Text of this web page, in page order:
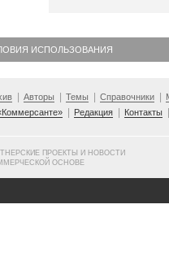
ИСПОЛЬЗОВАНИЯ
Авторы Темы Справочники
Редакция Контакты
ПРОЕКТЫ И НОВОСТИ
ОСНОВЕ